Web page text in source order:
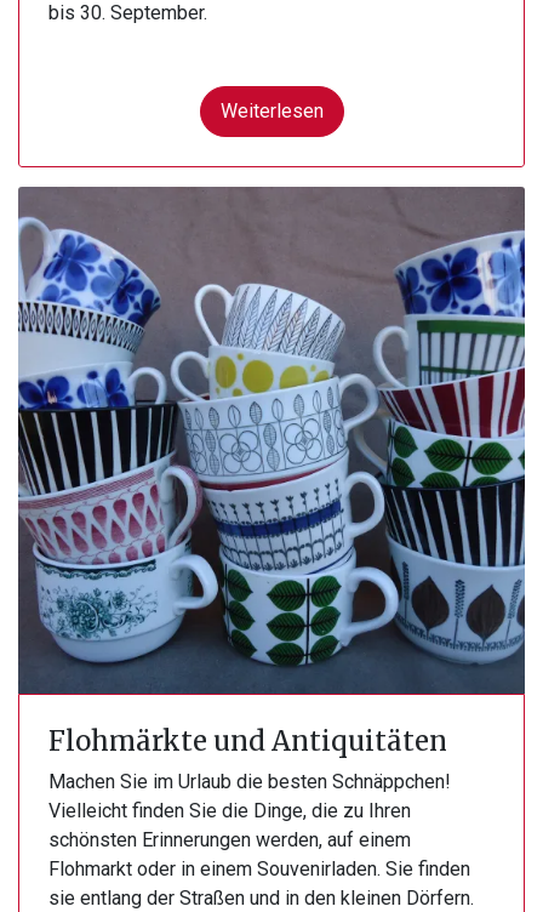
bis 30. September.
Weiterlesen
Flohmärkte und Antiquitäten
Machen Sie im Urlaub die besten Schnäppchen!
Vielleicht finden Sie die Dinge, die zu Ihren
schönsten Erinnerungen werden, auf einem
Flohmarkt oder in einem Souvenirladen. Sie finden
sie entlang der Straßen und in den kleinen Dörfern.